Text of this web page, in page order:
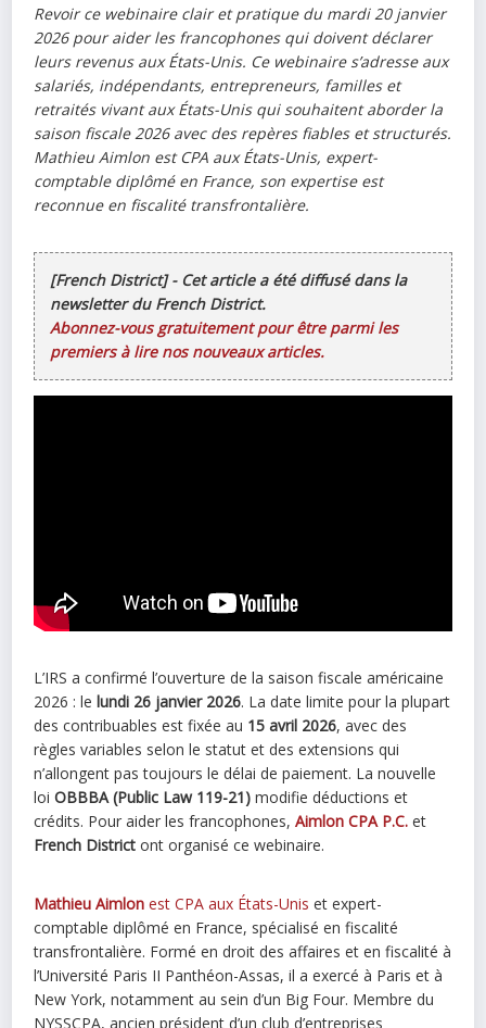
Revoir ce webinaire clair et pratique du mardi 20 janvier
2026 pour aider les francophones qui doivent déclarer
leurs revenus aux États-Unis. Ce webinaire s’adresse aux
salariés, indépendants, entrepreneurs, familles et
retraités vivant aux États-Unis qui souhaitent aborder la
saison fiscale 2026 avec des repères fiables et structurés.
Mathieu Aimlon est CPA aux États-Unis, expert-
comptable diplômé en France, son expertise est
reconnue en fiscalité transfrontalière.
[French District] - Cet article a été diffusé dans la
newsletter du French District.
Abonnez-vous gratuitement pour être parmi les
premiers à lire nos nouveaux articles.
L’IRS a confirmé l’ouverture de la saison fiscale américaine
2026 : lelundi 26 janvier 2026. La date limite pour la plupart
des contribuables est fixée au 15 avril 2026, avec des
règles variables selon le statut et des extensions qui
n’allongent pas toujours le délai de paiement. La nouvelle
loiOBBBA (Public Law 119-21) modifie déductions et
crédits. Pour aider les francophones,Aimlon CPA P.C. et
French District ont organisé ce webinaire.
Mathieu Aimlon est CPA aux États-Unis et expert-
comptable diplômé en France, spécialisé en fiscalité
transfrontalière. Formé en droit des affaires et en fiscalité à
l’Université Paris II Panthéon-Assas, il a exercé à Paris et à
New York, notamment au sein d’un Big Four. Membre du
NYSSCPA, ancien président d’un club d’entreprises